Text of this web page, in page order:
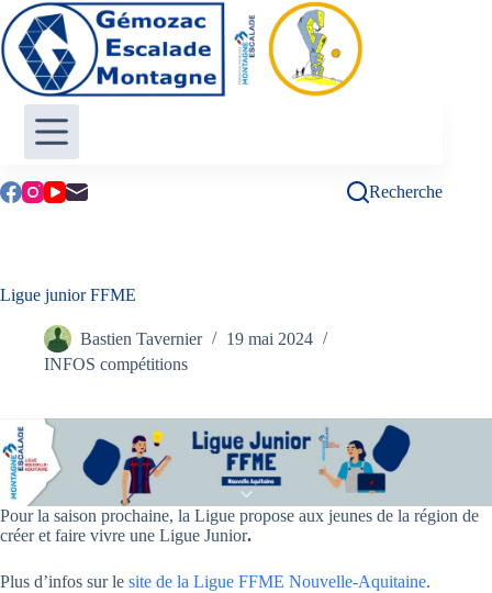
Passer
au
contenu
Recherche
Ligue junior FFME
Bastien Tavernier
19 mai 2024
INFOS compétitions
Pour la saison prochaine, la Ligue propose aux jeunes de la région de
créer et faire vivre une Ligue Junior.
Plus d’infos sur le site de la Ligue FFME Nouvelle-Aquitaine.